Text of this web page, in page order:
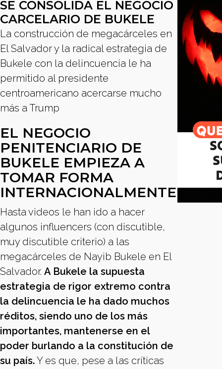
SE CONSOLIDA EL NEGOCIO
CARCELARIO DE BUKELE
La construcción de megacárceles en
El Salvador y la radical estrategia de
Bukele con la delincuencia le ha
permitido al presidente
centroamericano acercarse mucho
más a Trump
EL NEGOCIO
PENITENCIARIO DE
BUKELE EMPIEZA A
TOMAR FORMA
INTERNACIONALMENTE
Hasta videos le han ido a hacer
algunos influencers (con discutible,
muy discutible criterio) a las
megacárceles de Nayib Bukele en El
Salvador. A Bukele la supuesta
estrategia de rigor extremo contra
la delincuencia le ha dado muchos
réditos, siendo uno de los más
importantes, mantenerse en el
poder burlando a la constitución de
su país.Y es que, pese a las críticas